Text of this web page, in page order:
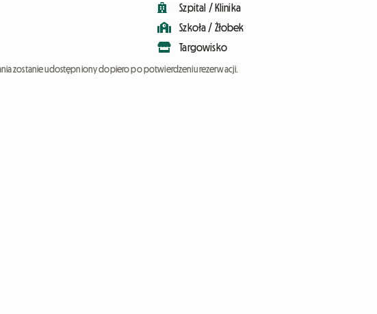
Szpital / Klinika
Szkoła / Żłobek
Targowisko
zostanie udostępniony dopiero po potwierdzeniu rezerwacji.